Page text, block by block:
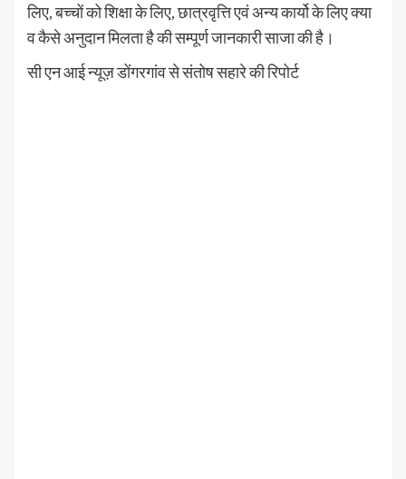
लिए, बच्चों को शिक्षा के लिए, छात्रवृत्ति एवं अन्य कार्यो के लिए क्या
व कैसे अनुदान मिलता है की सम्पूर्ण जानकारी साजा की है।
सी एन आई न्यूज़ डोंगरगांव से संतोष सहारे की रिपोर्ट